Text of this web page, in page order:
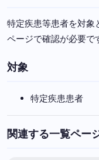
特定疾患等患者を対象
ページで確認が必要で
対象
特定疾患患者
関連する一覧ペー